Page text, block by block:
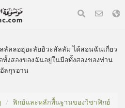
ลัลลอฮุอะลัยฮิวะสัลลัม ได้สอนฉันเกี่ยว
งสองของฉันอยู่ในมือทั้งสองของท่าน
ลกุรอาน
ฟิกฮ์และหลักพื้นฐานของวิชาฟิกฮ์